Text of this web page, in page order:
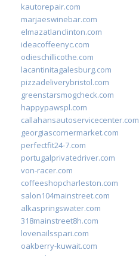
kautorepair.com
marjaeswinebar.com
elmazatlanclinton.com
ideacoffeenyc.com
odieschillicothe.com
lacantinitagalesburg.com
pizzadeliverybristol.com
greenstarsmogcheck.com
happypawspl.com
callahansautoservicecenter.com
georgiascornermarket.com
perfectfit24-7.com
portugalprivatedriver.com
von-racer.com
coffeeshopcharleston.com
salon104mainstreet.com
alkaspringswater.com
318mainstreet8h.com
lovenailsspari.com
oakberry-kuwait.com